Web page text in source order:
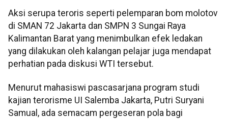
Aksi serupa teroris seperti pelemparan bom molotov
di SMAN 72 Jakarta dan SMPN 3 Sungai Raya
Kalimantan Barat yang menimbulkan efek ledakan
yang dilakukan oleh kalangan pelajar juga mendapat
perhatian pada diskusi WTI tersebut.
Menurut mahasiswi pascasarjana program studi
kajian terorisme UI Salemba Jakarta, Putri Suryani
Samual, ada semacam pergeseran pola bagi